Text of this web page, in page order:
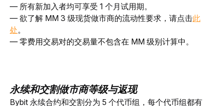
— 所有新加入者均可享受 1 个月试用期。
— 欲了解 MM 3 级现货做市商的流动性要求，请点击此
处。
— 零费用交易对的交易量不包含在 MM 级别计算中。
永续和交割做市商等级与返现
Bybit 永续合约和交割分为 5 个代币组，每个代币组都有